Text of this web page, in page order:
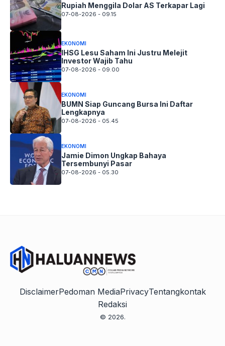
Rupiah Menggila Dolar AS Terkapar Lagi
07-08-2026 - 09.15
EKONOMI
IHSG Lesu Saham Ini Justru Melejit
Investor Wajib Tahu
07-08-2026 - 09.00
EKONOMI
BUMN Siap Guncang Bursa Ini Daftar
Lengkapnya
07-08-2026 - 05.45
EKONOMI
Jamie Dimon Ungkap Bahaya
Tersembunyi Pasar
07-08-2026 - 05.30
DisclaimerPedoman MediaPrivacyTentangkontak
Redaksi
© 2026.